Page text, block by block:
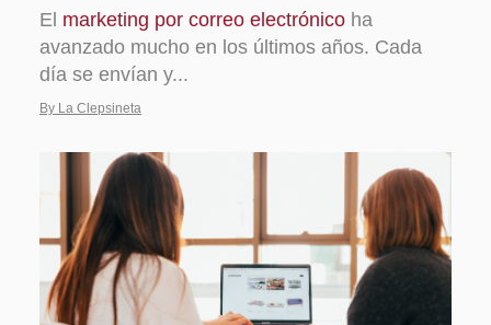
El marketing por correo electrónico ha
avanzado mucho en los últimos años. Cada
día se envían y...
By La Clepsineta